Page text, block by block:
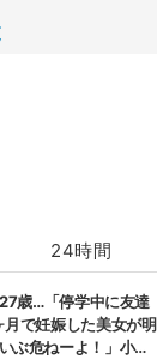
24時間
歳…「停学中に友達
月で妊娠した美女が明
ぶ危ねーよ！」小森